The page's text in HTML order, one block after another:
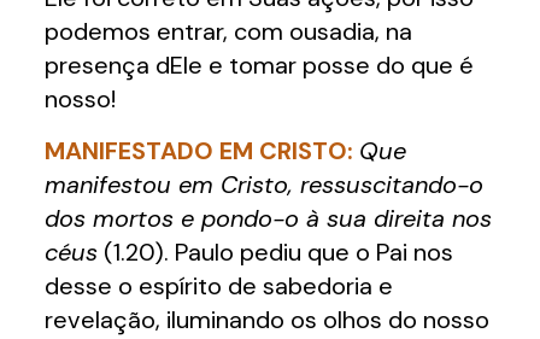
podemos entrar, com ousadia, na
presença dEle e tomar posse do que é
nosso!
MANIFESTADO EM CRISTO: Que
manifestou em Cristo, ressuscitando-o
dos mortos e pondo-o à sua direita nos
céus(1.20). Paulo pediu que o Pai nos
desse o espírito de sabedoria e
revelação, iluminando os olhos do nosso